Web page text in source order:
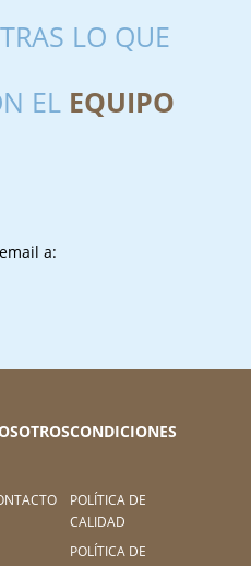
LO QUE
EL EQUIPO
a:
CONDICIONES
POLÍTICA DE
CALIDAD
POLÍTICA DE